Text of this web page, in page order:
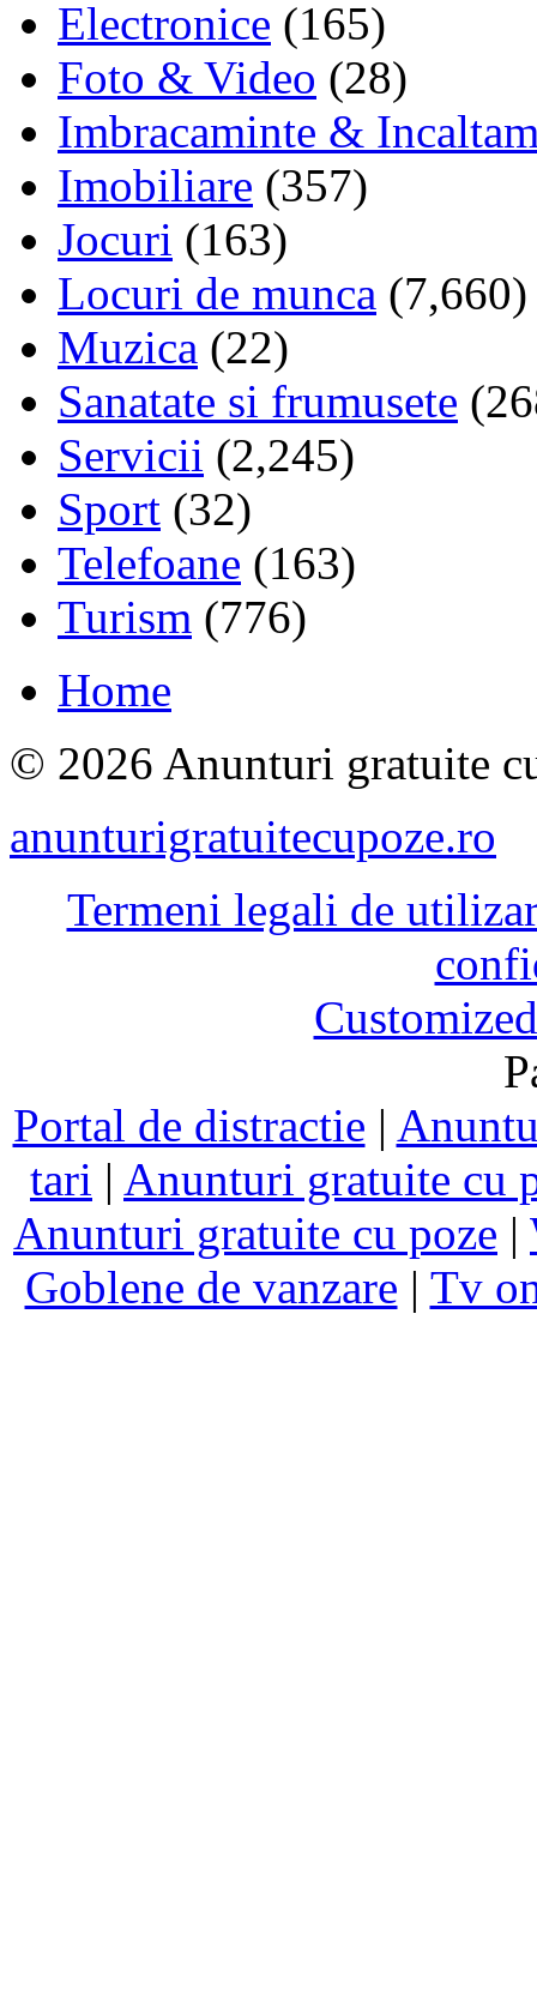
Electronice (165)
Foto & Video (28)
Imbracaminte &
Imobiliare (357)
Jocuri (163)
Locuri de munca (7,660)
Muzica (22)
Sanatate si frumusete
Servicii (2,245)
Sport (32)
Telefoane (163)
Turism (776)
Home
© 2026 Anunturi gratuite
anunturigratuitecupoze.ro
Termeni legali de
Portal de distractie |
tari | Anunturi gratuite cu
Anunturi gratuite cu poze |
Goblene de vanzare | Tv